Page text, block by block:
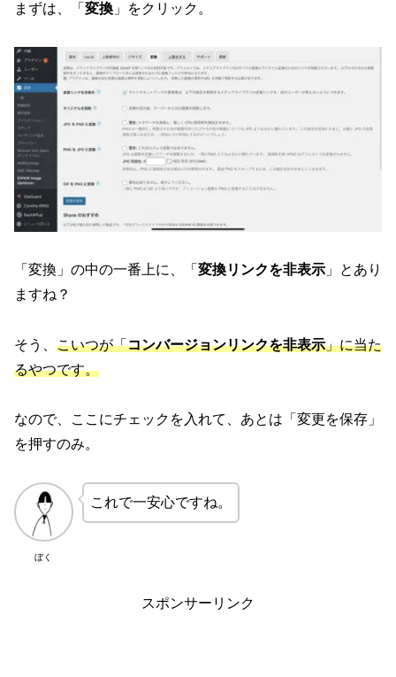
まずは、「 変換 」をクリック。
「変換」の中の一番上に、「 変換リンクを非表示 」とあり
ますね？
そう、 こいつが「コンバージョンリンクを非表示」に当た
るやつです。
なので、ここにチェックを入れて、あとは「変更を保存」
を押すのみ。
ぼく
これで一安心ですね。
スポンサーリンク